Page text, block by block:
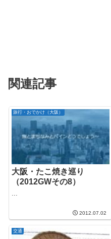
関連記事
旅行・おでかけ（大阪）
大阪・たこ焼き巡り
（2012GWその8）
...
2012.07.02
交通